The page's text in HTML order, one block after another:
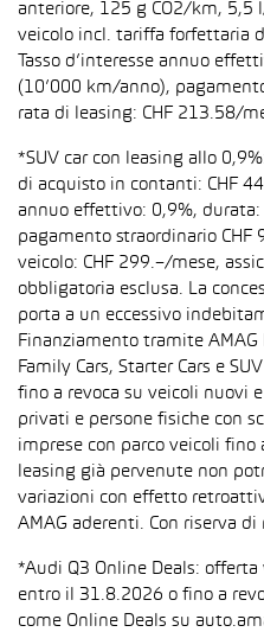
anteriore, 125 g CO2/km, 5,5
veicolo incl. tariffa forfettaria
Tasso d’interesse annuo
(10’000 km/anno),
rata di leasing: CHF 213.58/
*SUV car con leasing allo
di acquisto in contanti: CHF
annuo effettivo: 0,9%,
pagamento straordinario CHF
veicolo: CHF 299.–/mese,
obbligatoria esclusa. La
porta a un eccessivo
Finanziamento tramite AMAG
Family Cars, Starter Cars e
fino a revoca su veicoli nuovi
privati e persone fisiche con
imprese con parco veicoli fino
leasing già pervenute non
variazioni con effetto
AMAG aderenti. Con riserva di
*Audi Q3 Online Deals:
entro il 31.8.2026 o fino a
come Online Deals su